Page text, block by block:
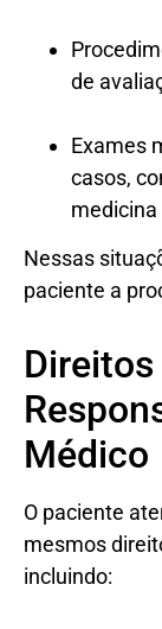
de
Exames
casos,
Nessas
paciente a
Médico
O paciente
mesmos
incluindo: